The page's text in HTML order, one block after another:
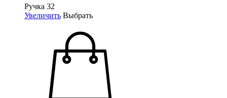
Ручка 32
Увеличить Выбрать